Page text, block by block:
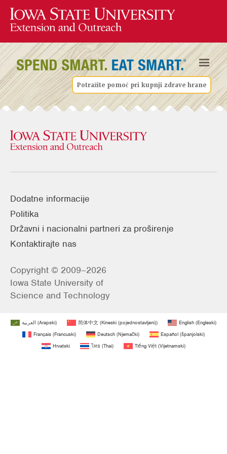
Potražite pomoć pri kupnji zdrave hrane
Dodatne informacije
Politika
Državni i nacionalni partneri za proširenje
Kontaktirajte nas
Copyright © 2009–2026
Iowa State University of
Science and Technology
العربية (Arapski) 简体中文 (Kineski (pojednostavljeni)) English (Engleski)
Français (Francuski) Deutsch (Njemački) Español (španjolski)
Hrvatski
ไทย (Thai) Tiếng Việt (Vijetnamski)